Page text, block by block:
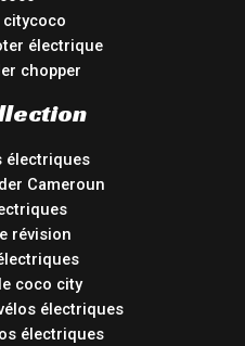
citycoco
électrique
chopper
électriques
Cameroun
révision
coco city
électriques
électriques